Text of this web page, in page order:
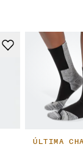
ÚLTIMA